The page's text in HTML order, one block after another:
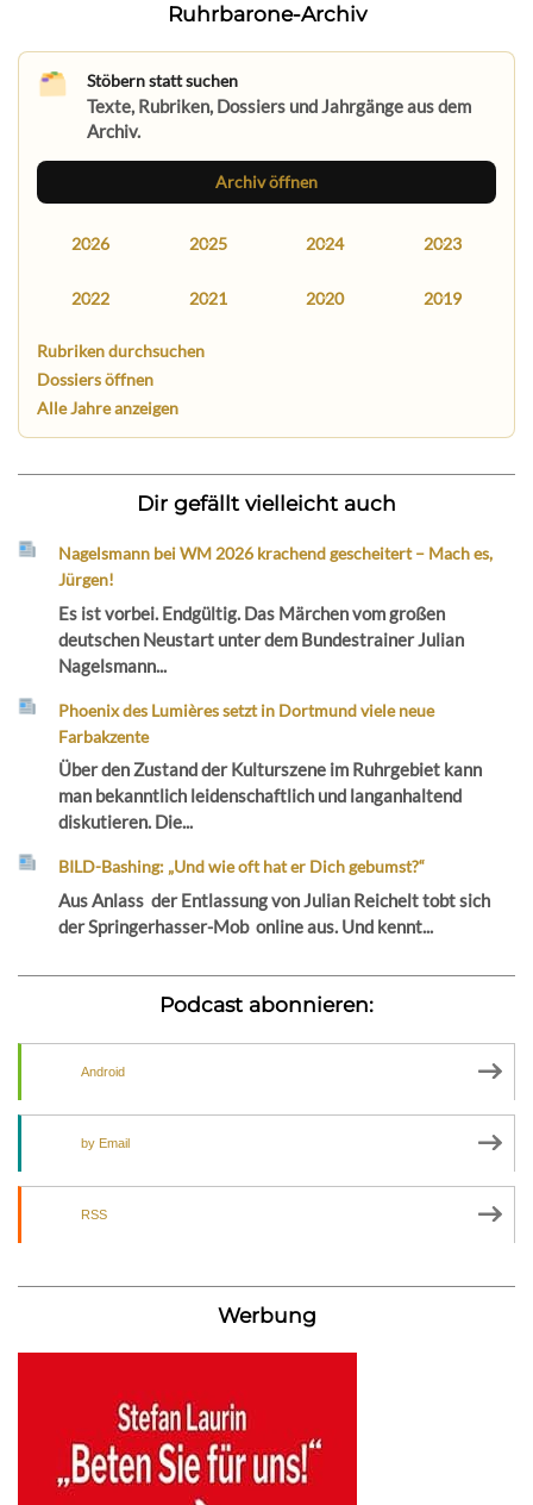
Ruhrbarone-Archiv
Stöbern statt suchen
Texte, Rubriken, Dossiers und Jahrgänge aus dem
Archiv.
Archiv öffnen
2026 2025 2024 2023
2022 2021 2020 2019
Rubriken durchsuchen
Dossiers öffnen
Alle Jahre anzeigen
Dir gefällt vielleicht auch
Nagelsmann bei WM 2026 krachend gescheitert – Mach es,
Jürgen!
Es ist vorbei. Endgültig. Das Märchen vom großen
deutschen Neustart unter dem Bundestrainer Julian
Nagelsmann...
Phoenix des Lumières setzt in Dortmund viele neue
Farbakzente
Über den Zustand der Kulturszene im Ruhrgebiet kann
man bekanntlich leidenschaftlich und langanhaltend
diskutieren. Die...
BILD-Bashing: „Und wie oft hat er Dich gebumst?“
Aus Anlass der Entlassung von Julian Reichelt tobt sich
der Springerhasser-Mob online aus. Und kennt...
Podcast abonnieren:
Android
by Email
RSS
Werbung